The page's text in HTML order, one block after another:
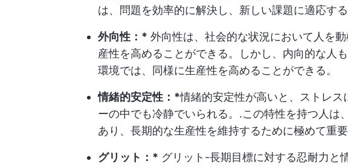
は、問題を効率的に解決し、新しい課題に適応する
外向性：* 外向性は、社会的な状況において人を
産性を高めることができる。しかし、内向的な人
環境では、同様に生産性を高めることができる。
情緒的安定性：*情緒的安定性が高いと、ストレス
ーの中でも冷静でいられる。 .この特性を持つ人は
あり、長期的な生産性を維持するために極めて重要
グリット：* グリット-長期目標に対する忍耐力と